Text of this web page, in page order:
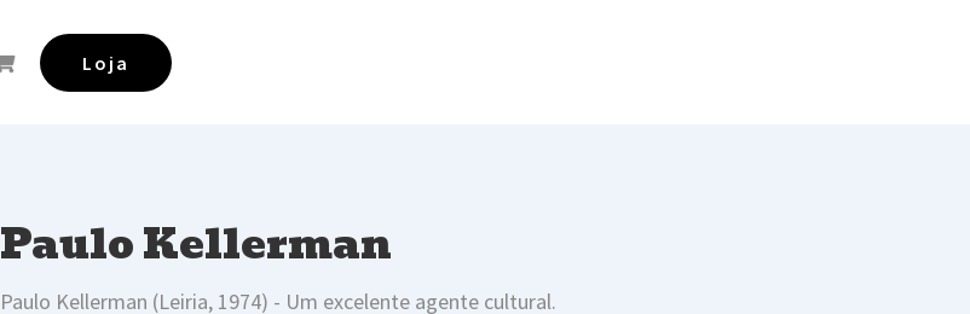
Loja
Paulo Kellerman
Paulo Kellerman (Leiria, 1974) - Um excelente agente cultural.